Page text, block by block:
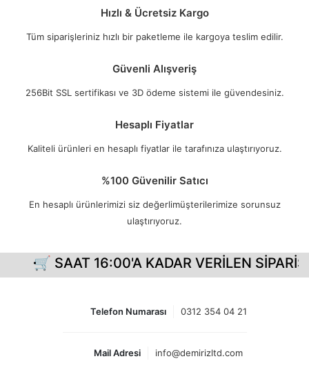
Hızlı & Ücretsiz Kargo
Tüm siparişleriniz hızlı bir paketleme ile kargoya teslim edilir.
Güvenli Alışveriş
256Bit SSL sertifikası ve 3D ödeme sistemi ile güvendesiniz.
Hesaplı Fiyatlar
Kaliteli ürünleri en hesaplı fiyatlar ile tarafınıza ulaştırıyoruz.
%100 Güvenilir Satıcı
En hesaplı ürünlerimizi siz değerlimüşterilerimize sorunsuz
ulaştırıyoruz.
SAAT 16:00'A KADAR VERİLEN
Telefon Numarası 0312 354 04 21
Mail Adresi info@demirizltd.com